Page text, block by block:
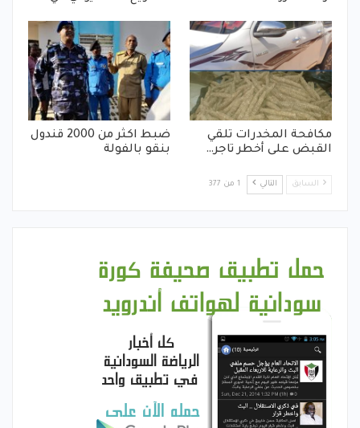
مكافحة المخدرات تلقي
القبض على أخطر تاجر…
ضبط اكثر من 2000 قندول
بنقو بالفولة
السابق التالي 1 من 377